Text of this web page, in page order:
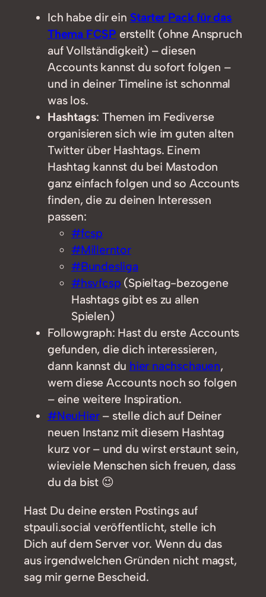
Ich habe dir ein Starter Pack für das
Thema FCSP erstellt (ohne Anspruch
auf Vollständigkeit) – diesen
Accounts kannst du sofort folgen –
und in deiner Timeline ist schonmal
was los.
Hashtags: Themen im Fediverse
organisieren sich wie im guten alten
Twitter über Hashtags. Einem
Hashtag kannst du bei Mastodon
ganz einfach folgen und so Accounts
finden, die zu deinen Interessen
passen:
#fcsp
#Millerntor
#Bundesliga
#hsvfcsp (Spieltag-bezogene
Hashtags gibt es zu allen
Spielen)
Followgraph: Hast du erste Accounts
gefunden, die dich interessieren,
dann kannst du hier nachschauen,
wem diese Accounts noch so folgen
– eine weitere Inspiration.
#NeuHier– stelle dich auf Deiner
neuen Instanz mit diesem Hashtag
kurz vor – und du wirst erstaunt sein,
wieviele Menschen sich freuen, dass
du da bist 😉
Hast Du deine ersten Postings auf
stpauli.social veröffentlicht, stelle ich
Dich auf dem Server vor. Wenn du das
aus irgendwelchen Gründen nicht magst,
sag mir gerne Bescheid.